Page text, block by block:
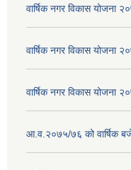
वार्षिक नगर विकास योजना
वार्षिक नगर विकास योजना
वार्षिक नगर विकास योजना
आ.व.२०७५/७६ को वार्षिक